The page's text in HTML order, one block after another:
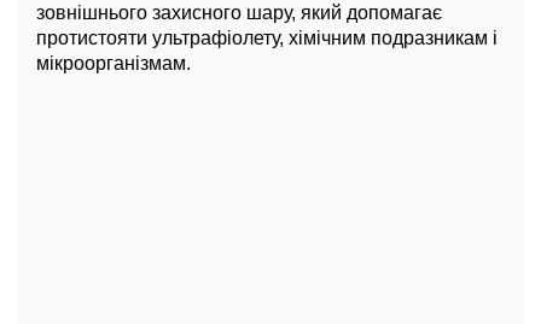
зовнішнього захисного шару, який допомагає
протистояти ультрафіолету, хімічним подразникам і
мікроорганізмам.